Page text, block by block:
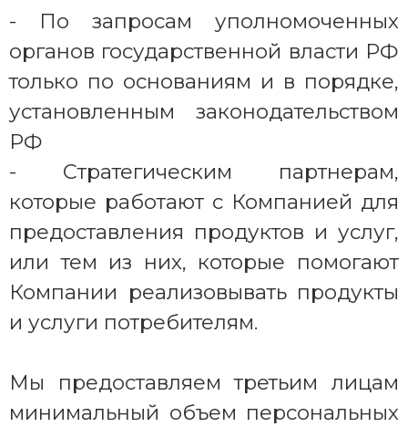
- По запросам уполномоченных
органов государственной власти РФ
только по основаниям и в порядке,
установленным законодательством
РФ
- Стратегическим партнерам,
которые работают с Компанией для
предоставления продуктов и услуг,
или тем из них, которые помогают
Компании реализовывать продукты
и услуги потребителям.
Мы предоставляем третьим лицам
минимальный объем персональных